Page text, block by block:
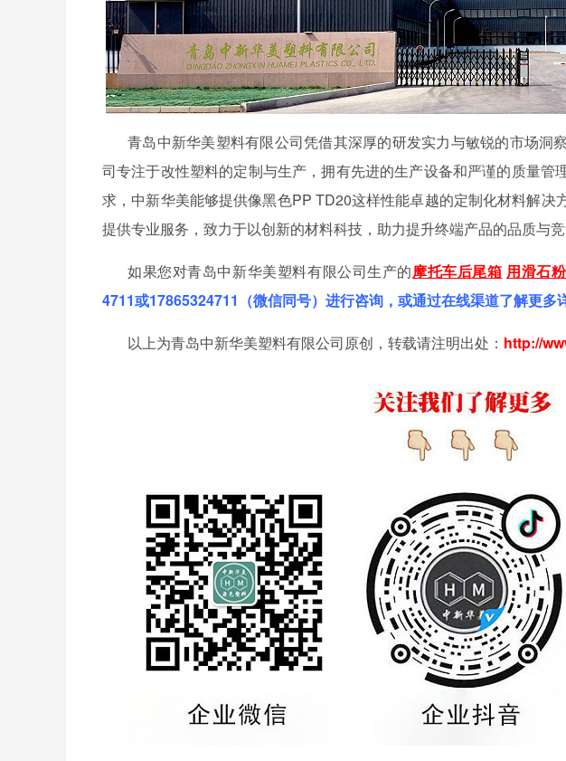
青岛中新华美塑料有限公司凭借其深厚的研发实力与敏锐的市场洞
司专注于改性塑料的定制与生产，拥有先进的生产设备和严谨的质量管
求，中新华美能够提供像黑色PP TD20这样性能卓越的定制化材料解决
提供专业服务，致力于以创新的材料科技，助力提升终端产品的品质与竞
如果您对青岛中新华美塑料有限公司生产的摩托车后尾箱 用滑石
4711或17865324711（微信同号）进行咨询，或通过在线渠道了解更多
以上为青岛中新华美塑料有限公司原创，转载请注明出处： http://